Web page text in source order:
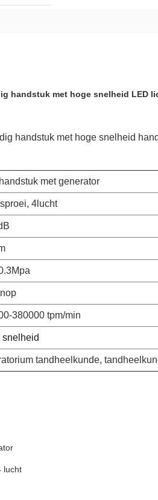
handstuk met hoge snelheid LED
handstuk met hoge snelheid
met generator
4lucht
380000 tpm/min
snelheid
tandheelkunde,
lucht